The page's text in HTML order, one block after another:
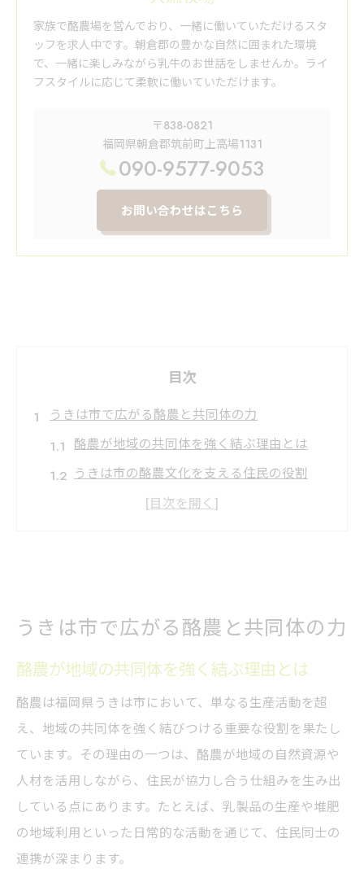
家族で酪農場を営んでおり、一緒に働いていただけるスタ
ッフを求人中です。朝倉郡の豊かな自然に囲まれた環境
で、一緒に楽しみながら乳牛のお世話をしませんか。ライ
フスタイルに応じて柔軟に働いていただけます。
〒838-0821
福岡県朝倉郡筑前町上高場1131
090-9577-9053
お問い合わせはこちら
目次
うきは市で広がる酪農と共同体の力
酪農が地域の共同体を強く結ぶ理由とは
うきは市の酪農文化を支える住民の役割
共同体と酪農の協力がもたらす新たな価値
持続可能な農業を支える酪農の知恵
堆肥や飼料循環に見る酪農の環境配慮
酪農と地域資源活用による農業の進化
持続可能性を高める酪農の工夫と実践例
酪農が地域全体の農業成長を支える仕組み
地域資源を生かす酪農の循環型モデル
酪農が支える地域循環型農業の実例紹介
循環型酪農モデルで資源を最大限に活用
うきは市で広がる酪農と共同体の力
酪農が地域の共同体を強く結ぶ理由とは
酪農は福岡県うきは市において、単なる生産活動を超
え、地域の共同体を強く結びつける重要な役割を果たし
ています。その理由の一つは、酪農が地域の自然資源や
人材を活用しながら、住民が協力し合う仕組みを生み出
している点にあります。たとえば、乳製品の生産や堆肥
の地域利用といった日常的な活動を通じて、住民同士の
連携が深まります。